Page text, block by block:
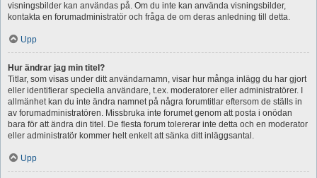
visningsbilder kan användas på. Om du inte kan använda visningsbilder,
kontakta en forumadministratör och fråga de om deras anledning till detta.
Upp
Hur ändrar jag min titel?
Titlar, som visas under ditt användarnamn, visar hur många inlägg du har gjort
eller identifierar speciella användare, t.ex. moderatorer eller administratörer. I
allmänhet kan du inte ändra namnet på några forumtitlar eftersom de ställs in
av forumadministratören. Missbruka inte forumet genom att posta i onödan
bara för att ändra din titel. De flesta forum tolererar inte detta och en moderator
eller administratör kommer helt enkelt att sänka ditt inläggsantal.
Upp